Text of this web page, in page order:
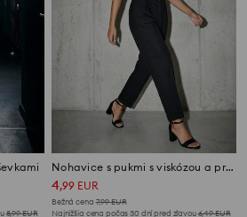
8,99EUR
Nohavice s pukmi s viskózou a prímesou ľanu
4,99 EUR
Bežná cena 7,99EUR
Najnižšia cena počas 30 dní pred zľavou6,49EUR